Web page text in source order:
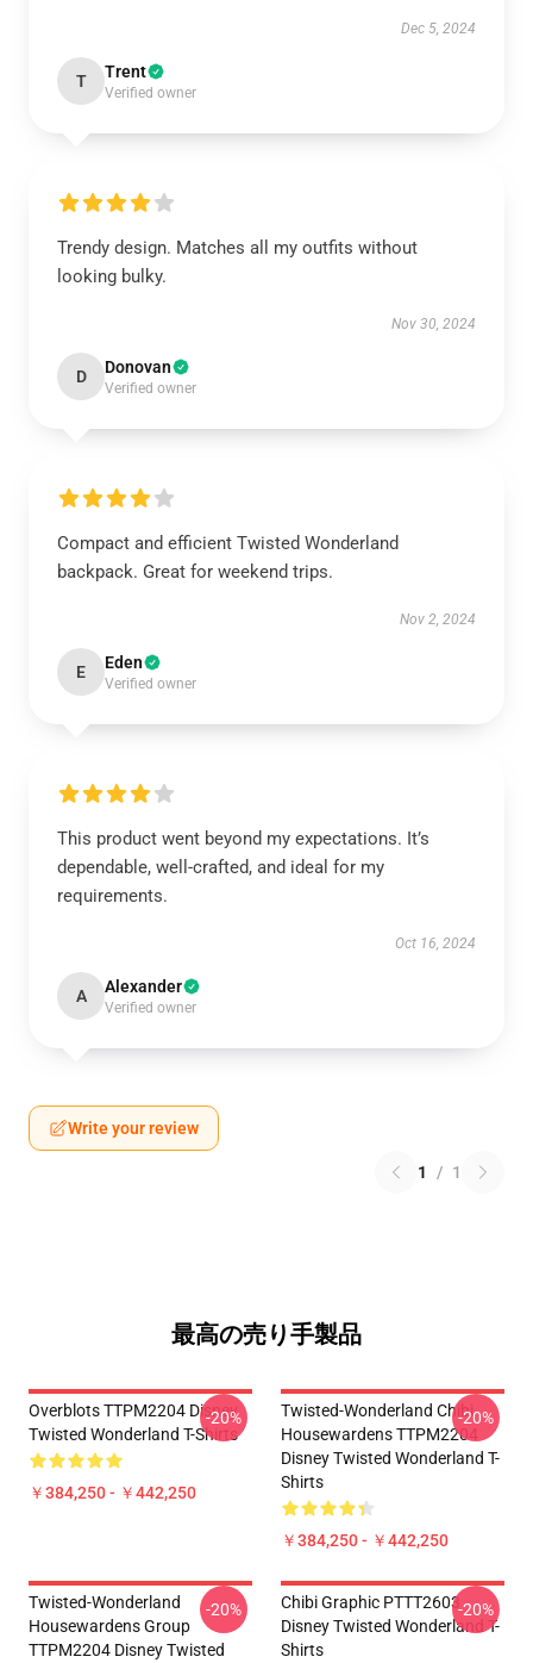
Dec 5, 2024
T Trent
Verified owner
Trendy design. Matches all my outfits without
looking bulky.
Nov 30, 2024
D Donovan
Verified owner
Compact and efficient Twisted Wonderland
backpack. Great for weekend trips.
Nov 2, 2024
E Eden
Verified owner
This product went beyond my expectations. It’s
dependable, well-crafted, and ideal for my
requirements.
Oct 16, 2024
A Alexander
Verified owner
Write your review
1 / 1
最高の売り手製品
Overblots TTPM2204 Disney
Twisted Wonderland T-Shirts
￥384,250 - ￥442,250
-20%
Twisted-Wonderland Chibi
Housewardens TTPM2204
Disney Twisted Wonderland T-
Shirts
￥384,250 - ￥442,250
-20%
Twisted-Wonderland
Housewardens Group
TTPM2204 Disney Twisted
-20%
Chibi Graphic PTTT2603
Disney Twisted Wonderland T-
Shirts
-20%